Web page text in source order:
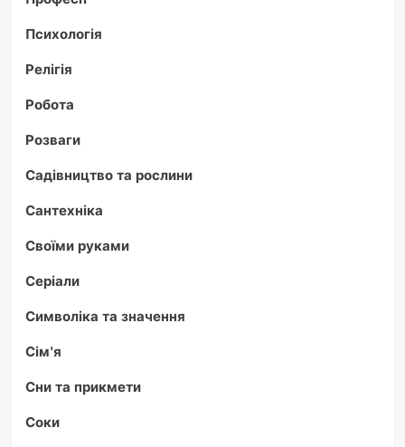
Психологія
Релігія
Робота
Розваги
Садівництво та рослини
Сантехніка
Своїми руками
Серіали
Символіка та значення
Сім'я
Сни та прикмети
Соки